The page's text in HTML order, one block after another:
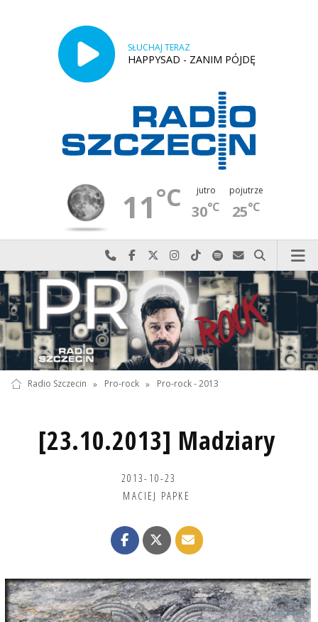
SŁUCHAJ TERAZ
HAPPYSAD - ZANIM PÓJDĘ
11°C jutro
30°C
pojutrze
25°C
Najlepiej po prostu do nas zadzwoń
Odwiedź nas na Facebook-u
Odwiedź nas na X
Odwiedź nas na Instagram-ie
Odwiedź nas na TikTok-u
Szukaj nas na Spotify
Wyślij do nas
Szukaj
Radio Szczecin » Pro-rock » Pro-rock - 2013
[23.10.2013] Madziary
2013-10-23
MACIEJ PAPKE